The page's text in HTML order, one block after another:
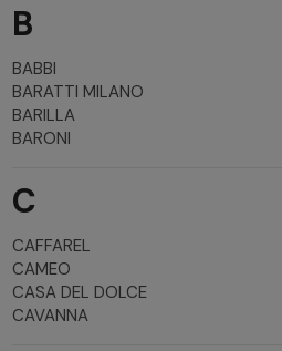
B
BABBI
BARATTI MILANO
BARILLA
BARONI
C
CAFFAREL
CAMEO
CASA DEL DOLCE
CAVANNA